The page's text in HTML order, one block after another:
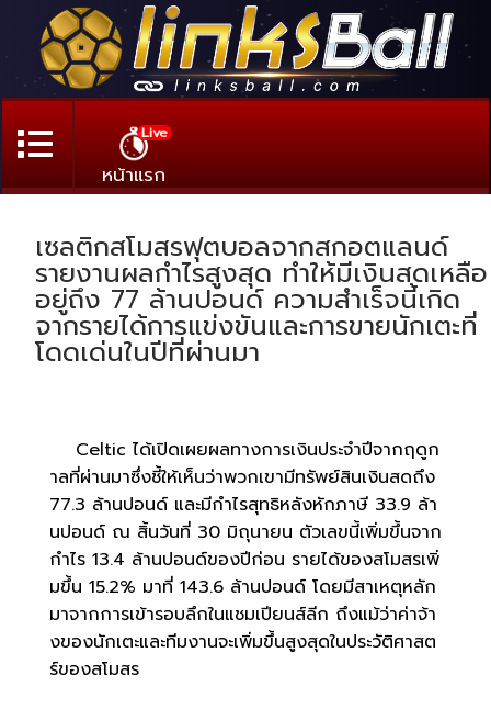
Live
หน้าแรก
เซลติกสโมสรฟุตบอลจากสกอตแลนด์
รายงานผลกำไรสูงสุด ทำให้มีเงินสดเหลือ
อยู่ถึง 77 ล้านปอนด์ ความสำเร็จนี้เกิด
จากรายได้การแข่งขันและการขายนักเตะที่
โดดเด่นในปีที่ผ่านมา
Celtic ได้เปิดเผยผลทางการเงินประจำปีจากฤดูก
าลที่ผ่านมาซึ่งชี้ให้เห็นว่าพวกเขามีทรัพย์สินเงินสดถึง
77.3 ล้านปอนด์ และมีกำไรสุทธิหลังหักภาษี 33.9 ล้า
นปอนด์ ณ สิ้นวันที่ 30 มิถุนายน ตัวเลขนี้เพิ่มขึ้นจาก
กำไร 13.4 ล้านปอนด์ของปีก่อน รายได้ของสโมสรเพิ่
มขึ้น 15.2% มาที่ 143.6 ล้านปอนด์ โดยมีสาเหตุหลัก
มาจากการเข้ารอบลึกในแชมเปียนส์ลีก ถึงแม้ว่าค่าจ้า
งของนักเตะและทีมงานจะเพิ่มขึ้นสูงสุดในประวัติศาสต
ร์ของสโมสร